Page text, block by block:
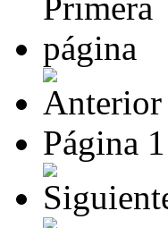
Página 1